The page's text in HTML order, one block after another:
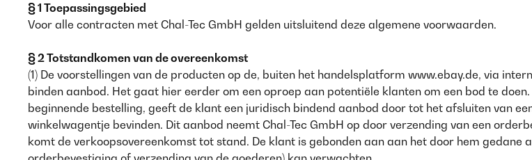
§ 1 Toepassingsgebied
Voor alle contracten met Chal-Tec GmbH gelden uitsluitend deze algemene voorwaarden.
§ 2 Totstandkomen van de overeenkomst
(1) De voorstellingen van de producten op de, buiten het handelsplatform www.ebay.de, via
binden aanbod. Het gaat hier eerder om een oproep aan potentiële klanten om een bod te
beginnende bestelling, geeft de klant een juridisch bindend aanbod door tot het afsluiten van
winkelwagentje bevinden. Dit aanbod neemt Chal-Tec GmbH op door verzending van een
komt de verkoopsovereenkomst tot stand. De klant is gebonden aan aan het door hem